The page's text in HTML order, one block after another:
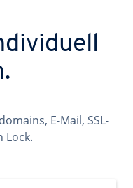
E-Mail, SSL-
Lock.